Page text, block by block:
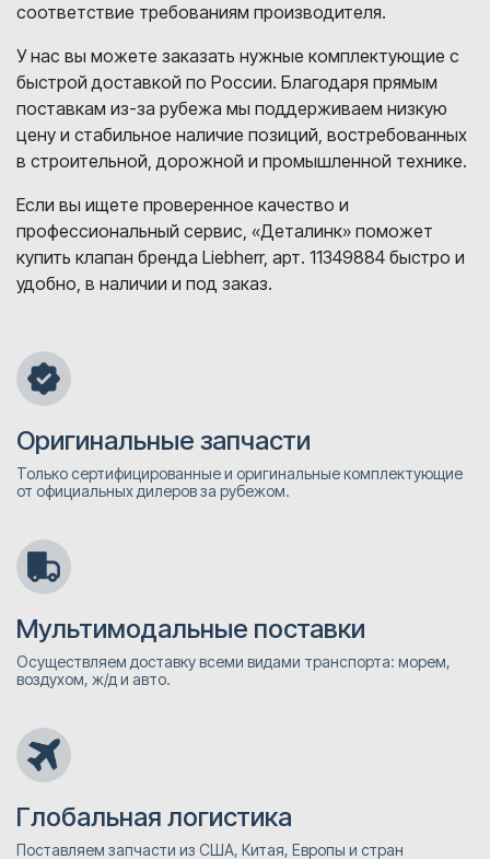
соответствие требованиям производителя.
У нас вы можете заказать нужные комплектующие с
быстрой доставкой по России. Благодаря прямым
поставкам из-за рубежа мы поддерживаем низкую
цену и стабильное наличие позиций, востребованных
в строительной, дорожной и промышленной технике.
Если вы ищете проверенное качество и
профессиональный сервис, «Деталинк» поможет
купить клапан бренда Liebherr, арт. 11349884 быстро и
удобно, в наличии и под заказ.
Оригинальные запчасти
Только сертифицированные и оригинальные комплектующие
от официальных дилеров за рубежом.
Мультимодальные поставки
Осуществляем доставку всеми видами транспорта: морем,
воздухом, ж/д и авто.
Глобальная логистика
Поставляем запчасти из США, Китая, Европы и стран